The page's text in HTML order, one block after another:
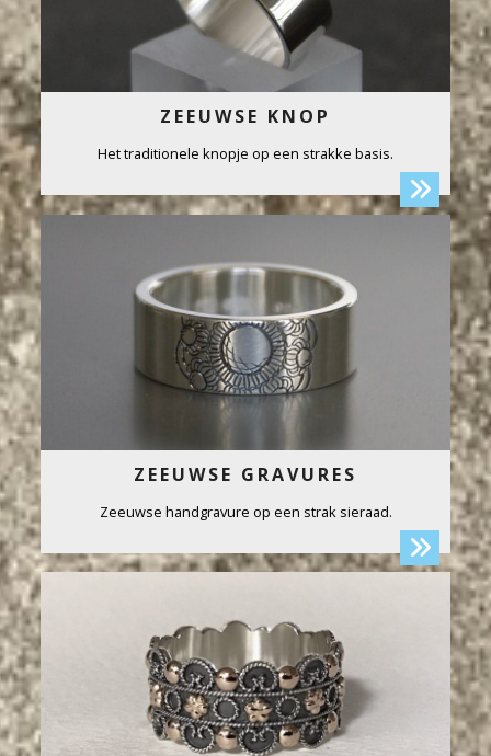
ZEEUWSE KNOP
Het traditionele knopje op een strakke basis.
ZEEUWSE GRAVURES
Zeeuwse handgravure op een strak sieraad.